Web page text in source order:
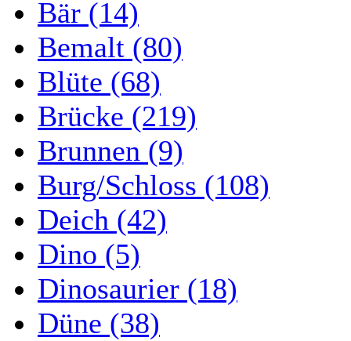
Bär (14)
Bemalt (80)
Blüte (68)
Brücke (219)
Brunnen (9)
Burg/Schloss (108)
Deich (42)
Dino (5)
Dinosaurier (18)
Düne (38)